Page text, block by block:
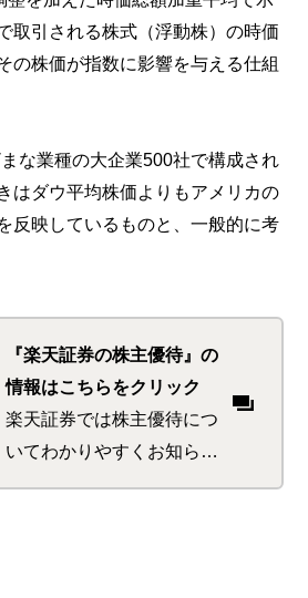
取引される株式（浮動株）の時価
の株価が指数に影響を与える仕組
な業種の大企業500社で構成され
はダウ平均株価よりもアメリカの
反映しているものと、一般的に考
『楽天証券の株主優待』の
情報はこちらをクリック
楽天証券では株主優待につ
いてわかりやすくお知らせ
するため、カリスマ優待ブ